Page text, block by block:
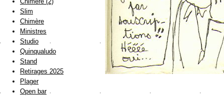
Slim
Chimère
Ministres
Studio
Quinqualudo
Stand
Retirages 2025
Plager
Open bar